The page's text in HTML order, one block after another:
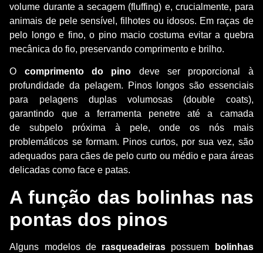
volume durante a secagem (fluffing) e, crucialmente, para
animais de pele sensível, filhotes ou idosos. Em raças de
pelo longo e fino, o pino macio costuma evitar a quebra
mecânica do fio, preservando comprimento e brilho.
O comprimento do pino deve ser proporcional à
profundidade da pelagem. Pinos longos são essenciais
para pelagens duplas volumosas (double coats),
garantindo que a ferramenta penetre até a camada
de subpelo próxima à pele, onde os nós mais
problemáticos se formam. Pinos curtos, por sua vez, são
adequados para cães de pelo curto ou médio e para áreas
delicadas como face e patas.
A função das bolinhas nas
pontas dos pinos
Alguns modelos de rasqueadeiras possuem
bolinhas